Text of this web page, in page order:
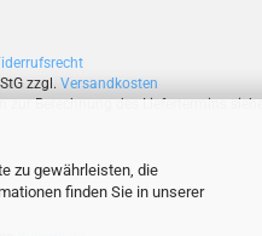
zu gewährleisten, die
finden Sie in unserer
zzgl. Versandkosten
Berechnung des Liefertermins